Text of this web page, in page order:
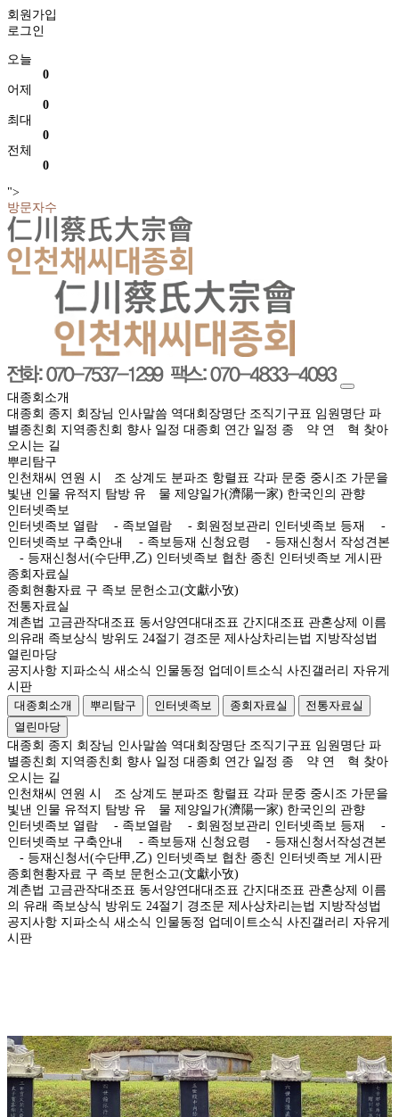
회원가입
로그인
오늘
0
어제
0
최대
0
전체
0
">
방문자수
대종회소개
대종회 종지
회장님 인사말씀 역대회장명단 조직기구표 임원명단 파
별종친회 지역종친회 향사 일정 대종회 연간 일정 종 약 연 혁 찾아
오시는 길
뿌리탐구
인천채씨 연원 시 조 상계도 분파조 항렬표 각파 문중 중시조 가문을
빛낸 인물 유적지 탐방 유 물 제양일가(濟陽一家) 한국인의 관향
인터넷족보
인터넷족보 열람
- 족보열람 - 회원정보관리 인터넷족보 등재
-
인터넷족보 구축안내
- 족보등재 신청요령
- 등재신청서 작성견본
- 등재신청서(수단甲,乙) 인터넷족보 협찬 종친 인터넷족보 게시판
종회자료실
종회현황자료 구 족보 문헌소고(文獻小攷)
전통자료실
계촌법 고금관작대조표 동서양연대대조표 간지대조표 관혼상제
이름
의유래 족보상식 방위도 24절기 경조문 제사상차리는법 지방작성법
열린마당
공지사항 지파소식 새소식 인물동정 업데이트소식 사진갤러리 자유게
시판
대종회소개
뿌리탐구 인터넷족보 종회자료실
전통자료실
열린마당
대종회 종지
회장님 인사말씀 역대회장명단 조직기구표 임원명단 파
별종친회 지역종친회 향사 일정 대종회 연간 일정 종 약 연 혁 찾아
오시는 길
인천채씨 연원 시 조 상계도 분파조 항렬표 각파 문중 중시조 가문을
빛낸 인물 유적지 탐방 유 물 제양일가(濟陽一家) 한국인의 관향
인터넷족보 열람
- 족보열람 - 회원정보관리 인터넷족보 등재
-
인터넷족보 구축안내
- 족보등재 신청요령
- 등재신청서작성견본
- 등재신청서(수단甲,乙) 인터넷족보 협찬 종친 인터넷족보 게시판
종회현황자료 구 족보 문헌소고(文獻小攷)
계촌법 고금관작대조표 동서양연대대조표 간지대조표 관혼상제
이름
의 유래 족보상식 방위도 24절기 경조문 제사상차리는법 지방작성법
공지사항 지파소식 새소식 인물동정 업데이트소식 사진갤러리 자유게
시판